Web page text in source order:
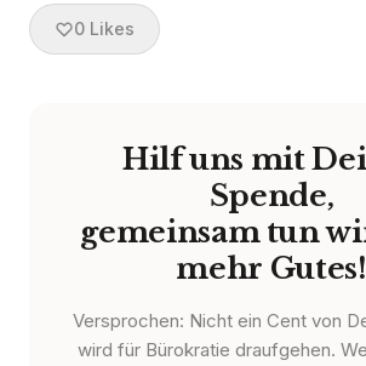
0 Likes
Hilf uns mit
Spende,
gemeinsam tun
mehr Gutes!
Versprochen: Nicht ein Cent von
wird für Bürokratie draufgehen.